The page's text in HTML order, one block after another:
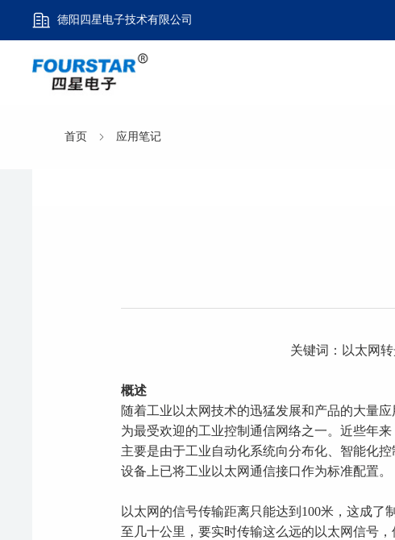
德阳四星电子技术有限公司
首页 应用笔记
关键词：以太网
概述
随着工业以太网技术的迅猛发展和产品的大量
为最受欢迎的工业控制通信网络之一。近些年
主要是由于工业自动化系统向分布化、智能化
设备上已将工业以太网通信接口作为标准配置。
以太网的信号传输距离只能达到100米，这成
至几十公里，要实时传输这么远的以太网信号